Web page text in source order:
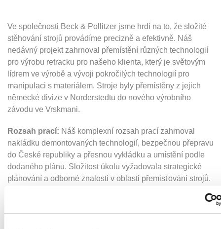
Ve společnosti Beck & Pollitzer jsme hrdí na to, že složité
stěhování strojů provádíme precizně a efektivně. Náš
nedávný projekt zahrnoval přemístění různých technologií
pro výrobu retracku pro našeho klienta, který je světovým
lídrem ve výrobě a vývoji pokročilých technologií pro
manipulaci s materiálem. Stroje byly přemístěny z jejich
německé divize v Norderstedtu do nového výrobního
závodu ve Vrskmani.
Rozsah prací: Náš komplexní rozsah prací zahrnoval
nakládku demontovaných technologií, bezpečnou přepravu
do České republiky a přesnou vykládku a umístění podle
dodaného plánu. Složitost úkolu vyžadovala strategické
plánování a odborné znalosti v oblasti přemisťování strojů.
Pro zajištění hladkého přechodu jsme
nasadili vysokozdvižný vozík (FLT) s nosností 5 tun a